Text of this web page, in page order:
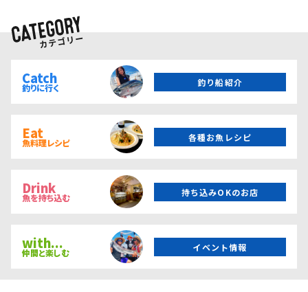
Catch
釣りに行く 釣り船紹介
Eat
魚料理レシピ 各種お魚レシピ
Drink
魚を持ち込む 持ち込みOKのお店
with...
仲間と楽しむ イベント情報